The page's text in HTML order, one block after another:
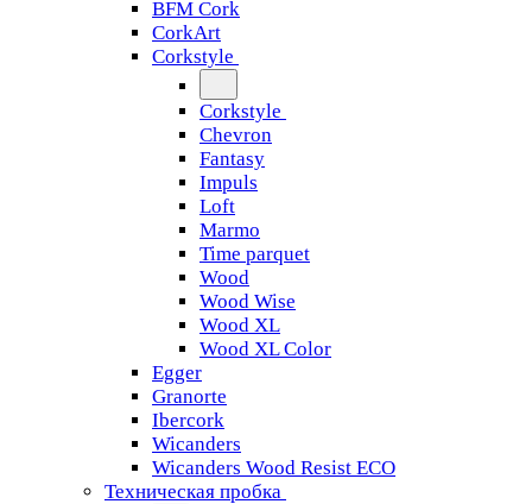
BFM Cork
CorkArt
Corkstyle
Corkstyle
Chevron
Fantasy
Impuls
Loft
Marmo
Time parquet
Wood
Wood Wise
Wood XL
Wood XL Color
Egger
Granorte
Ibercork
Wicanders
Wicanders Wood Resist ECO
Техническая пробка